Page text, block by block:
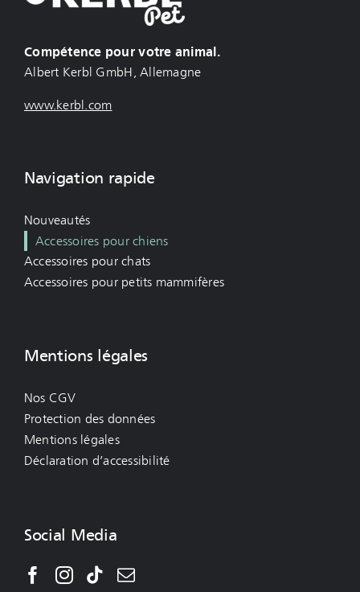
Compétence pour votre animal.
Albert Kerbl GmbH, Allemagne
www.kerbl.com
Navigation rapide
Nouveautés
Accessoires pour chiens
Accessoires pour chats
Accessoires pour petits mammifères
Mentions légales
Nos CGV
Protection des données
Mentions légales
Déclaration d’accessibilité
Social Media